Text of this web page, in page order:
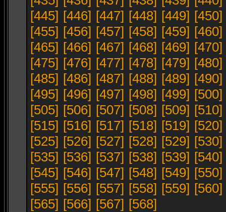
[445] [446] [447] [448] [449] [450]
[455] [456] [457] [458] [459] [460]
[465] [466] [467] [468] [469] [470]
[475] [476] [477] [478] [479] [480]
[485] [486] [487] [488] [489] [490]
[495] [496] [497] [498] [499] [500]
[505] [506] [507] [508] [509] [510]
[515] [516] [517] [518] [519] [520]
[525] [526] [527] [528] [529] [530]
[535] [536] [537] [538] [539] [540]
[545] [546] [547] [548] [549] [550]
[555] [556] [557] [558] [559] [560]
[565] [566] [567] [568]